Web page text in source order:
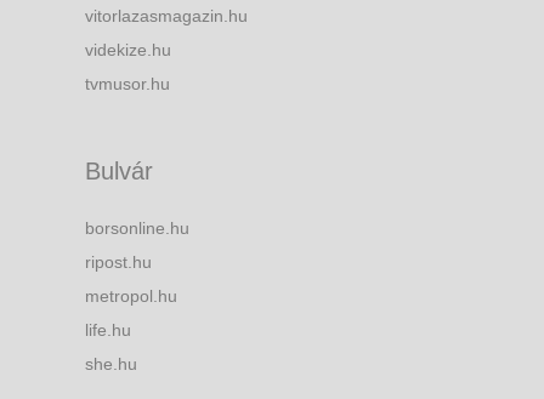
vitorlazasmagazin.hu
videkize.hu
tvmusor.hu
Bulvár
borsonline.hu
ripost.hu
metropol.hu
life.hu
she.hu